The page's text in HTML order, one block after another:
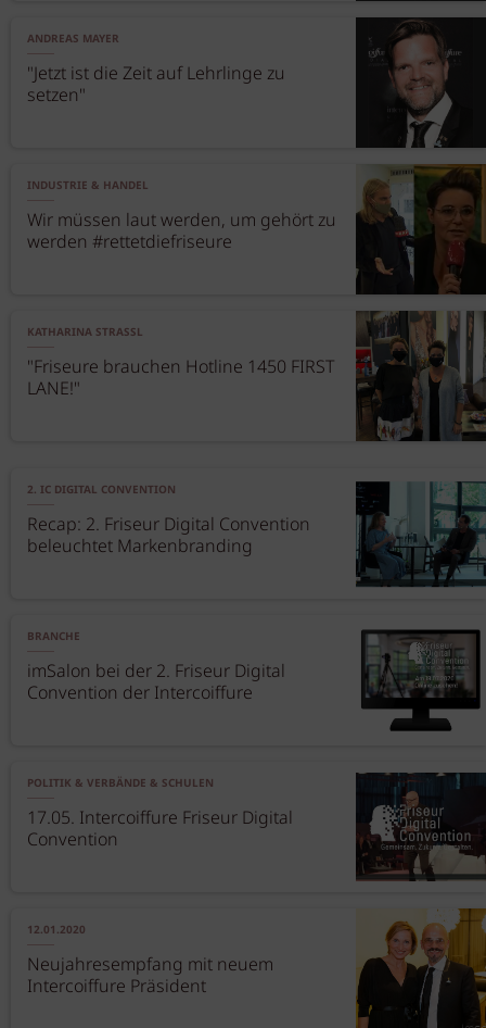
ANDREAS MAYER
"Jetzt ist die Zeit auf Lehrlinge zu
setzen"
INDUSTRIE & HANDEL
Wir müssen laut werden, um gehört zu
werden #rettetdiefriseure
KATHARINA STRASSL
"Friseure brauchen Hotline 1450 FIRST
LANE!"
2. IC DIGITAL CONVENTION
Recap: 2. Friseur Digital Convention
beleuchtet Markenbranding
BRANCHE
imSalon bei der 2. Friseur Digital
Convention der Intercoiffure
POLITIK & VERBÄNDE & SCHULEN
17.05. Intercoiffure Friseur Digital
Convention
12.01.2020
Neujahresempfang mit neuem
Intercoiffure Präsident